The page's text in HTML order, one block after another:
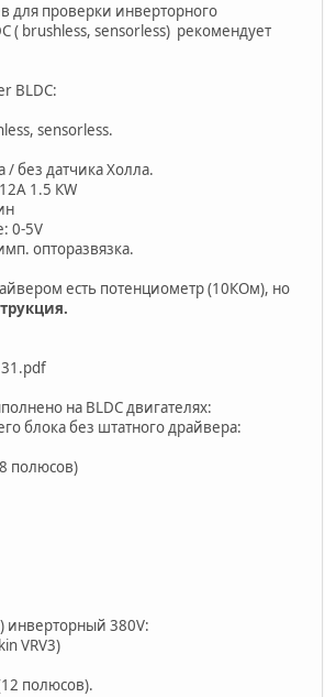
для проверки инверторного
( brushless, sensorless) рекомендует
BLDC:
sensorless.
/ без датчика Холла.
1.5 КW
0-5V
опторазвязка.
есть потенциометр (10КОм), но
на BLDC двигателях:
блока без штатного драйвера:
полюсов)
инверторный 380V:
VRV3)
полюсов).